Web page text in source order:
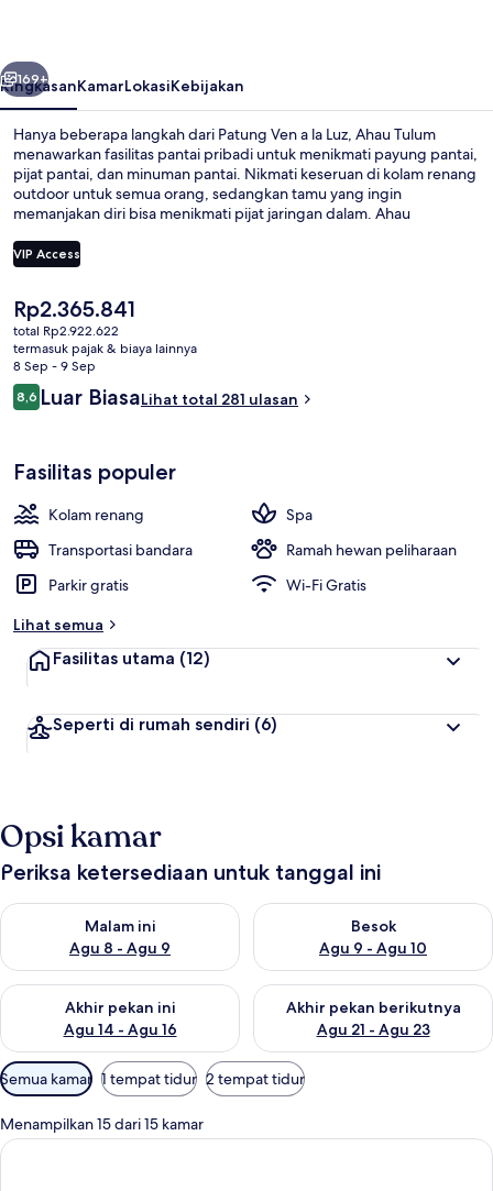
Berikutnya
169+
RingkasanKamarLokasiKebijakan
Hanya beberapa langkah dari Patung Ven a la Luz, Ahau Tulum
menawarkan fasilitas pantai pribadi untuk menikmati payung pantai,
pijat pantai, dan minuman pantai. Nikmati keseruan di kolam renang
outdoor untuk semua orang, sedangkan tamu yang ingin
memanjakan diri bisa menikmati pijat jaringan dalam. Ahau
masakan internasional serta buka untuk sarapan, makan siang, dan
makan malam. Keunggulan lainnya meliputi bar/lounge, klub
staf.
VIP Access
Harga
saat
ini
Rp2.365.841
Rp2.365.841
total Rp2.922.622
termasuk pajak & biaya lainnya
8 Sep - 9 Sep
Ulasan
8,68,6 dari 10
Luar BiasaLihat total 281 ulasan
Fasilitas populer
Kolam renang
Spa
Transportasi bandara
Ramah hewan peliharaan
Parkir gratis
Wi-Fi Gratis
Lihat semua
Fasilitas utama (12)
Seperti di rumah sendiri (6)
Opsi kamar
Periksa ketersediaan untuk tanggal ini
Malam ini
Agu 8 - Agu 9
Periksa ketersediaan untuk malam ini Agu 8 - Agu 9
Besok
Agu 9 - Agu 10
Periksa ketersediaan untuk
Akhir pekan ini
Agu 14 - Agu 16
Periksa ketersediaan untuk akhir pekan ini Agu 14 - Agu 16
Akhir pekan berikutnya
Agu 21 - Agu 23
Periksa ketersediaan untuk
Filter
tersedia
untuk
kamar
Semua kamar 1 tempat tidur 2 tempat tidur
Menampilkan 15 dari 15 kamar